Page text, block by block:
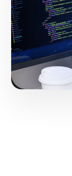
Salvador.
Iniciar